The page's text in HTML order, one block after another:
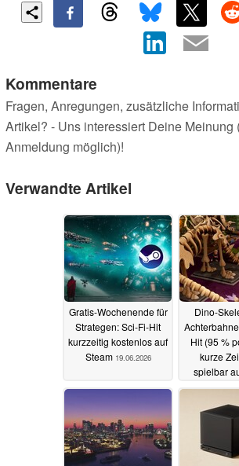
Kommentare
Fragen, Anregungen, zusätzliche
Artikel? - Uns interessiert Deine Meinung
Anmeldung möglich)!
Verwandte Artikel
Gratis-Wochenende für
Strategen: Sci-Fi-Hit
kurzzeitig kostenlos auf
Steam 19.06.2026
Dino-
Hit (95 %
kurze
spielbar